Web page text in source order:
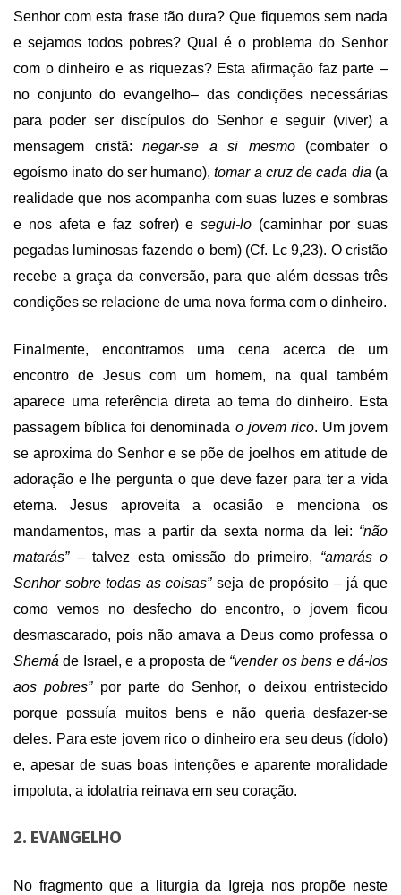
Senhor com esta frase tão dura? Que fiquemos sem nada
e sejamos todos pobres? Qual é o problema do Senhor
com o dinheiro e as riquezas? Esta afirmação faz parte –
no conjunto do evangelho– das condições necessárias
para poder ser discípulos do Senhor e seguir (viver) a
mensagem cristã:negar-se a si mesmo (combater o
egoísmo inato do ser humano),tomar a cruz de cada dia (a
realidade que nos acompanha com suas luzes e sombras
e nos afeta e faz sofrer) esegui-lo (caminhar por suas
pegadas luminosas fazendo o bem) (Cf. Lc 9,23). O cristão
recebe a graça da conversão, para que além dessas três
condições se relacione de uma nova forma com o dinheiro.
Finalmente, encontramos uma cena acerca de um
encontro de Jesus com um homem, na qual também
aparece uma referência direta ao tema do dinheiro. Esta
passagem bíblica foi denominada o jovem rico. Um jovem
se aproxima do Senhor e se põe de joelhos em atitude de
adoração e lhe pergunta o que deve fazer para ter a vida
eterna. Jesus aproveita a ocasião e menciona os
mandamentos, mas a partir da sexta norma da lei: “não
matarás” – talvez esta omissão do primeiro, “amarás o
Senhor sobre todas as coisas” seja de propósito – já que
como vemos no desfecho do encontro, o jovem ficou
desmascarado, pois não amava a Deus como professa o
Shemáde Israel, e a proposta de “vender os bens e dá-los
aos pobres” por parte do Senhor, o deixou entristecido
porque possuía muitos bens e não queria desfazer-se
deles. Para este jovem rico o dinheiro era seu deus (ídolo)
e, apesar de suas boas intenções e aparente moralidade
impoluta, a idolatria reinava em seu coração.
2. EVANGELHO
No fragmento que a liturgia da Igreja nos propõe neste